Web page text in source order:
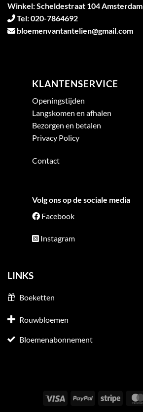
Winkel: Scheldestraat 104 Amsterdam
Tel: 020-7864692
bloemenvantantelien@gmail.com
KLANTENSERVICE
Openingstijden
Langskomen en afhalen
Bezorgen en betalen
Privacy Policy
Contact
Volg ons op de sociale media
Facebook
Instagram
LINKS
Boeketten
Rouwbloemen
Bloemenabonnement
Visa PayPal Stripe